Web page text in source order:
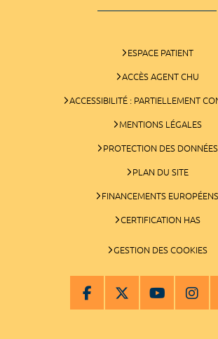
ESPACE PATIENT
ACCÈS AGENT CHU
ACCESSIBILITÉ : PARTIELLEMENT
MENTIONS LÉGALES
PROTECTION DES DONNÉES
PLAN DU SITE
FINANCEMENTS EUROPÉENS
CERTIFICATION HAS
GESTION DES COOKIES